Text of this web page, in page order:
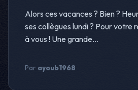
Alors ces vacances ? Bien ?
ses collègues lundi ? Pour votre
à vous ! Une grande...
Par ayoub1968